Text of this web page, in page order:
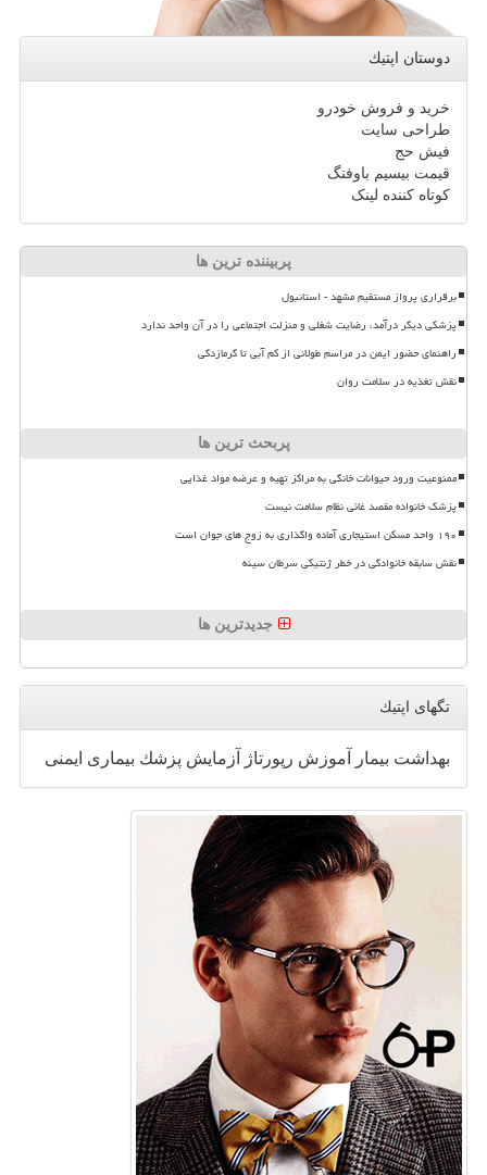
دوستان اپتیك
خرید و فروش خودرو
طراحی سایت
فیش حج
قیمت بیسیم باوفنگ
کوتاه کننده لینک
پربیننده ترین ها
برقراری پرواز مستقیم مشهد - استانبول
پزشکی دیگر درآمد، رضایت شغلی و منزلت اجتماعی را در آن واحد ندارد
راهنمای حضور ایمن در مراسم طولانی از کم آبی تا گرمازدگی
نقش تغذیه در سلامت روان
پربحث ترین ها
ممنوعیت ورود حیوانات خانگی به مراکز تهیه و عرضه مواد غذایی
پزشک خانواده مقصد غائی نظام سلامت نیست
۱۹۰ واحد مسکن استیجاری آماده واگذاری به زوج های جوان است
نقش سابقه خانوادگی در خطر ژنتیکی سرطان سینه
جدیدترین ها
تگهای اپتیك
بهداشت بیمار آموزش رپورتاژ آزمایش پزشك بیماری ایمنی